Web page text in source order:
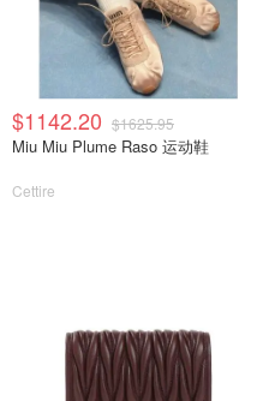
$1142.20 $1625.95
Miu Miu Plume Raso 运动鞋
Cettire